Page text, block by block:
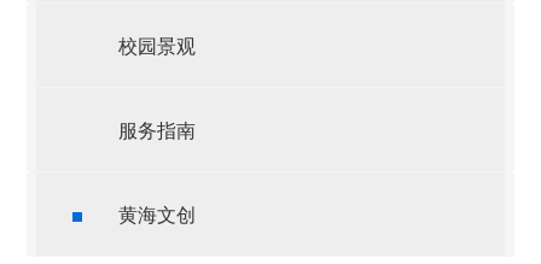
校园景观
服务指南
黄海文创